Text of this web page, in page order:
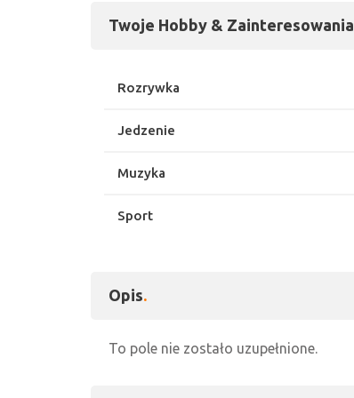
Twoje Hobby & Zainteresowania
Rozrywka
Jedzenie
Muzyka
Sport
Opis
To pole nie zostało uzupełnione.